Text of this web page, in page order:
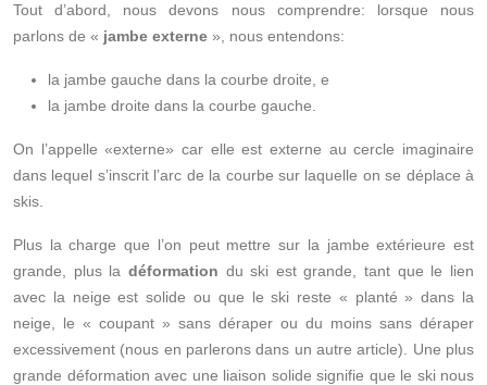
Tout d’abord, nous devons nous comprendre: lorsque nous
parlons de « jambe externe », nous entendons:
la jambe gauche dans la courbe droite, e
la jambe droite dans la courbe gauche.
On l’appelle «externe» car elle est externe au cercle imaginaire
dans lequel s’inscrit l’arc de la courbe sur laquelle on se déplace à
skis.
Plus la charge que l’on peut mettre sur la jambe extérieure est
grande, plus la déformation du ski est grande, tant que le lien
avec la neige est solide ou que le ski reste « planté » dans la
neige, le « coupant » sans déraper ou du moins sans déraper
excessivement (nous en parlerons dans un autre article). Une plus
grande déformation avec une liaison solide signifie que le ski nous